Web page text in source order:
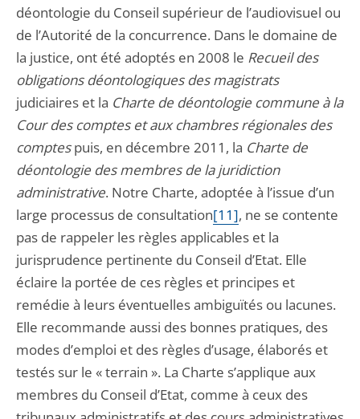
déontologie du Conseil supérieur de l’audiovisuel ou
de l’Autorité de la concurrence. Dans le domaine de
la justice, ont été adoptés en 2008 le Recueil des
obligations déontologiques des magistrats
judiciaires et la Charte de déontologie commune à la
Cour des comptes et aux chambres régionales des
comptespuis, en décembre 2011, la Charte de
déontologie des membres de la juridiction
administrative. Notre Charte, adoptée à l’issue d’un
large processus de consultation[11], ne se contente
pas de rappeler les règles applicables et la
jurisprudence pertinente du Conseil d’Etat. Elle
éclaire la portée de ces règles et principes et
remédie à leurs éventuelles ambiguïtés ou lacunes.
Elle recommande aussi des bonnes pratiques, des
modes d’emploi et des règles d’usage, élaborés et
testés sur le « terrain ». La Charte s’applique aux
membres du Conseil d’Etat, comme à ceux des